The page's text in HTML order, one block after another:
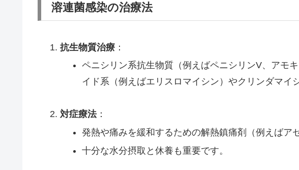
溶連菌感染の治療法
抗生物質治療：
ペニシリン系抗生物質（例えばペニシリンV、アモ
イド系（例えばエリスロマイシン）やクリンダマイ
対症療法：
発熱や痛みを緩和するための解熱鎮痛剤（例えばア
十分な水分摂取と休養も重要です。